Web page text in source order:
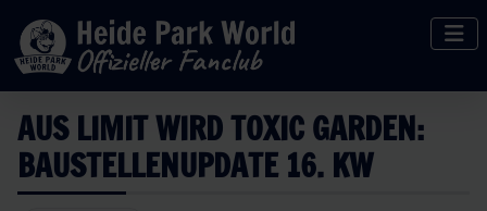
AUS LIMIT WIRD TOXIC GARDEN:
BAUSTELLENUPDATE 16. KW